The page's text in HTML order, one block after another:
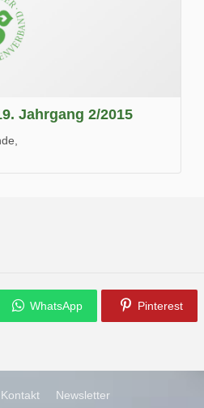
Jahrgang 2/2015
WhatsApp Pinterest
Kontakt Newsletter